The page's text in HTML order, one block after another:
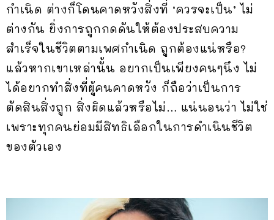
กำเนิด ต่างก็โดนคาดหวังสิ่งที่ ‘ควรจะเป็น’ ไม่
ต่างกัน ยิ่งการถูกกดดันให้ต้องประสบความ
สำเร็จในชีวิตตามเพศกำเนิด ถูกต้องแน่หรือ?
แล้วหากเขาเหล่านั้น อยากเป็นเพียงคนๆนึง ไม่
ได้อยากทำสิ่งที่ผู้คนคาดหวัง ก็ถือว่าเป็นการ
ตัดสินสิ่งถูก สิ่งผิดแล้วหรือไม่… แน่นอนว่า ไม่ใช่
เพราะทุกคนย่อมมีสิทธิเลือกในการดำเนินชีวิต
ของตัวเอง